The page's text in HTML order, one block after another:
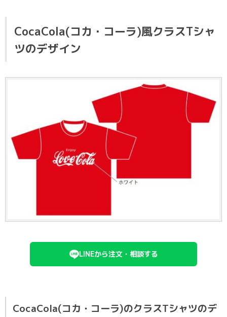
CocaCola(コカ・コーラ)風クラスTシャ
ツのデザイン
LINEから注文・相談する
CocaCola(コカ・コーラ)のクラスTシャツのデ